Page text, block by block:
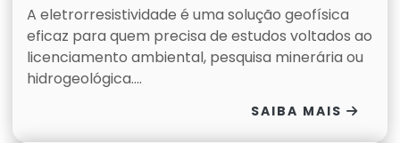
A eletrorresistividade é uma solução geofísica
eficaz para quem precisa de estudos voltados ao
licenciamento ambiental, pesquisa minerária ou
hidrogeológica....
SAIBA MAIS